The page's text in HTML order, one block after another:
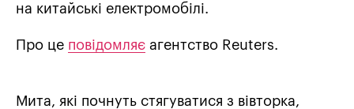
на китайські електромобілі.
Про це повідомляє агентство Reuters.
Мита, які почнуть стягуватися з вівторка,